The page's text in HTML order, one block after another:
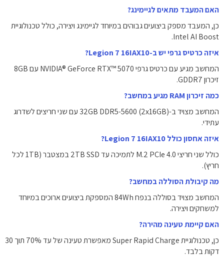
האם המעבד מתאים לגיימינג?
כן, המעבד מספק ביצועים גבוהים במיוחד לגיימינג ויצירה, כולל טכנולוגיית
Intel AI Boost.
איזה כרטיס גרפי יש ב-Legion 7 16IAX10?
המחשב מגיע עם כרטיס גרפי NVIDIA® GeForce RTX™ 5070 עם 8GB
זיכרון GDDR7.
כמה זיכרון RAM מגיע במחשב?
המחשב מצויד ב-32GB DDR5-5600 (2x16GB) עם שני חריצים לשדרוג
עתידי.
איזה אחסון כולל Legion 7 16IAX10?
כולל שני חריצי M.2 PCIe 4.0 לתמיכה עד 2TB SSD במצטבר (1TB לכל
חריץ).
מה קיבולת הסוללה במחשב?
המחשב מצויד בסוללה בנפח 84Wh המספקת ביצועים ארוכים במיוחד
למשחקים ויצירה.
האם קיימת טעינה מהירה?
כן, טכנולוגיית Super Rapid Charge מאפשרת טעינה של עד 70% תוך 30
דקות בלבד.